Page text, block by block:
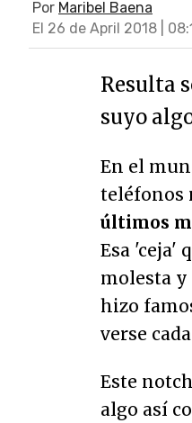
Por Maribel Baena
El 26 de April 2018 |
Resulta
suyo
En el
teléfonos
últimos
Esa 'ceja'
molesta y
hizo
verse
Este
algo así